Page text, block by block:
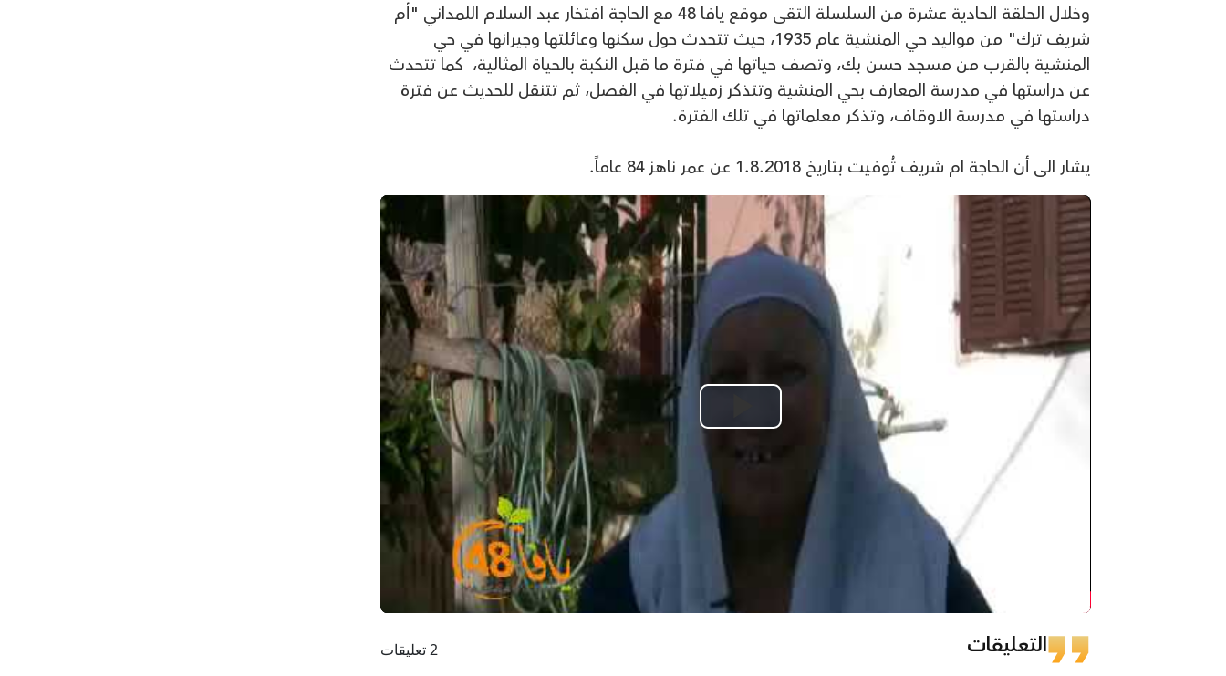
وخلال الحلقة الحادية عشرة من السلسلة التقى موقع يافا 48 مع الحاجة افتخار عبد السلام اللمداني "أم
شريف ترك" من مواليد حي المنشية عام 1935، حيث تتحدث حول سكنها وعائلتها وجيرانها في حي
المنشية بالقرب من مسجد حسن بك، وتصف حياتها في فترة ما قبل النكبة بالحياة المثالية، كما تتحدث
عن دراستها في مدرسة المعارف بحي المنشية وتتذكر زميلاتها في الفصل، ثم تتنقل للحديث عن فترة
دراستها في مدرسة الاوقاف، وتذكر معلماتها في تلك الفترة.
يشار الى أن الحاجة ام شريف تُوفيت بتاريخ 1.8.2018 عن عمر ناهز 84 عاماً.
Play
Video
التعليقات 2 تعليقات